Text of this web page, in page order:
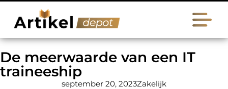
De meerwaarde van een IT
traineeship
september 20, 2023Zakelijk